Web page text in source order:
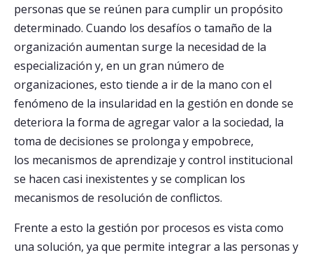
personas que se reúnen para cumplir un propósito
determinado. Cuando los desafíos o tamaño de la
organización aumentan surge la necesidad de la
especialización y, en un gran número de
organizaciones, esto tiende a ir de la mano con el
fenómeno de la insularidad en la gestión en donde se
deteriora la forma de agregar valor a la sociedad, la
toma de decisiones se prolonga y empobrece,
los mecanismos de aprendizaje y control institucional
se hacen casi inexistentes y se complican los
mecanismos de resolución de conflictos.
Frente a esto la gestión por procesos es vista como
una solución, ya que permite integrar a las personas y